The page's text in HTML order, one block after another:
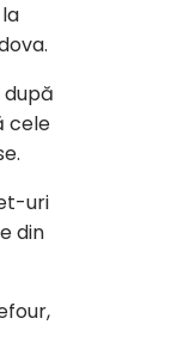
cele
uri
din